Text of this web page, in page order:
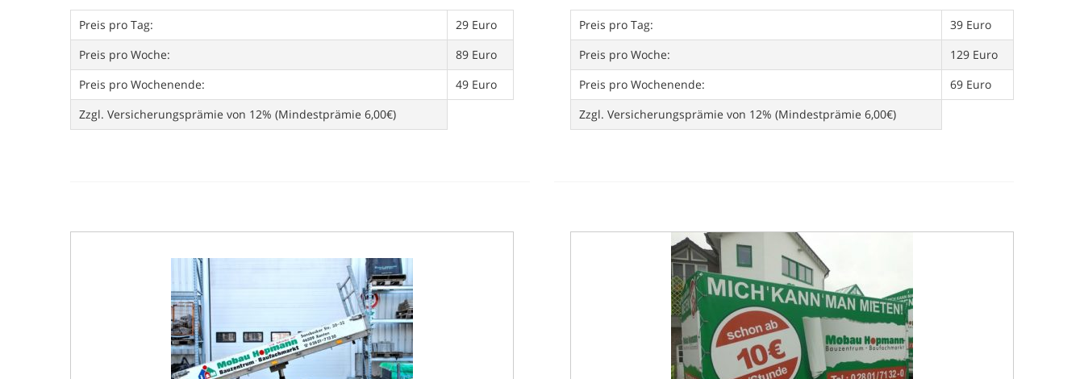
Preis pro Tag:
29 Euro
Preis pro Woche:
89 Euro
Preis pro Wochenende:
49 Euro
Zzgl. Versicherungsprämie von 12% (Mindestprämie 6,00€)
Preis pro Tag:
39 Euro
Preis pro Woche:
129 Euro
Preis pro Wochenende:
69 Euro
Zzgl. Versicherungsprämie von 12% (Mindestprämie 6,00€)